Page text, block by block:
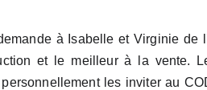
à Isabelle et Virginie
et le meilleur à la vente.
les inviter au